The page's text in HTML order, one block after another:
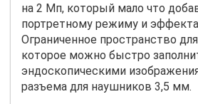
на 2 Мп, который мало что
портретному режиму и
Ограниченное пространство
которое можно быстро
эндоскопическими
разъема для наушников 3,5 мм.